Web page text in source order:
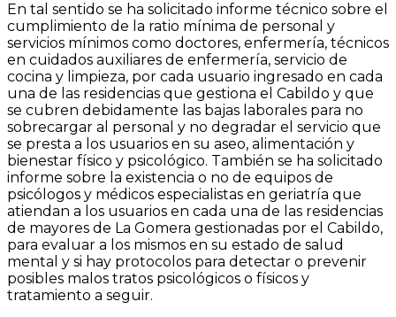
En tal sentido se ha solicitado informe técnico sobre el
cumplimiento de la ratio mínima de personal y
servicios mínimos como doctores, enfermería, técnicos
en cuidados auxiliares de enfermería, servicio de
cocina y limpieza, por cada usuario ingresado en cada
una de las residencias que gestiona el Cabildo y que
se cubren debidamente las bajas laborales para no
sobrecargar al personal y no degradar el servicio que
se presta a los usuarios en su aseo, alimentación y
bienestar físico y psicológico. También se ha solicitado
informe sobre la existencia o no de equipos de
psicólogos y médicos especialistas en geriatría que
atiendan a los usuarios en cada una de las residencias
de mayores de La Gomera gestionadas por el Cabildo,
para evaluar a los mismos en su estado de salud
mental y si hay protocolos para detectar o prevenir
posibles malos tratos psicológicos o físicos y
tratamiento a seguir.